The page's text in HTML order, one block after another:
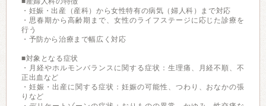
・妊娠・出産（産科）から女性特有の病気（婦人科）まで対応
・思春期から高齢期まで、女性のライフステージに応じた診療を
行う
・予防から治療まで幅広く対応
■対象となる症状
・月経やホルモンバランスに関する症状：生理痛、月経不順、不
正出血など
・妊娠・出産に関する症状：妊娠の可能性、つわり、おなかの張
りなど